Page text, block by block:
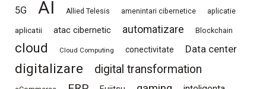
5G AI Allied Telesis amenintari cibernetice aplicatie
aplicatii atac cibernetic automatizare Blockchain
cloud Cloud Computing conectivitate Data center
digitalizare digital transformation